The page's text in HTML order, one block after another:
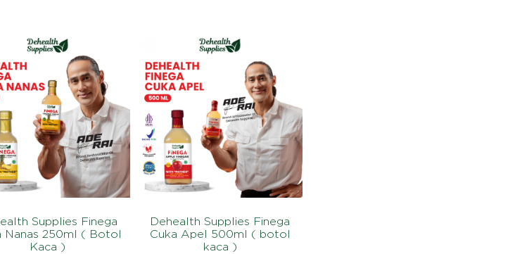
Supplies Finega
Nanas 250ml ( Botol
Kaca )
Dehealth Supplies Finega
Cuka Apel 500ml ( botol
kaca )